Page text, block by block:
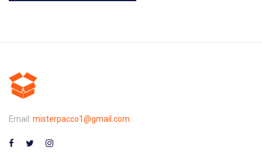
Email: misterpacco1@gmail.com